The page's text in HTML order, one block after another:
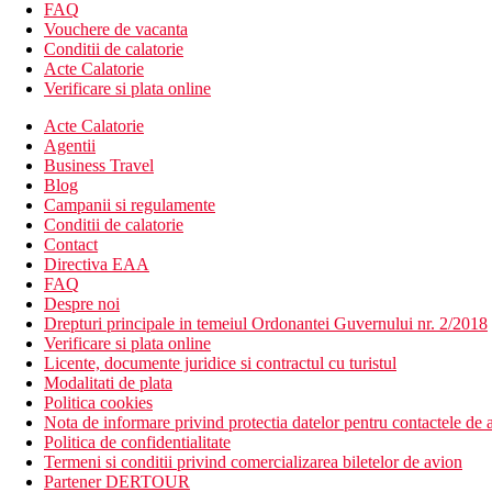
Bungalou, vedere la piscina
Bungalou, vedere la mare
Camera de familie, vedere la mare: camera spatioasa
Bungalou, vedere la gradina: set si facilitati pentru
Maisonette de familie, vedere la mare: spatioasa
Bungalou de familie, vedere la gradina: dormitor spatios
Bungalou de familie, superior, vedere la gradina: dormitor
Descrierea hotelului
Hotelul dispune de:
restaurant principal
restaurant a la carte (bucatarie greceasca, gratar)
bar pe plaja
snack bar
lobby bar
piscina
piscina pentru copii
mini club
Wifi in toata zona hotelului
sala de conferinte
FAQ
Vouchere de vacanta
Conditii de calatorie
Acte Calatorie
Verificare si plata online
Acte Calatorie
Agentii
Business Travel
Blog
Campanii si regulamente
Conditii de calatorie
Contact
Directiva EAA
FAQ
Despre noi
Drepturi principale in temeiul Ordonantei Guvernului nr. 2/2018
Verificare si plata online
Licente, documente juridice si contractul cu turistul
Modalitati de plata
Politica cookies
Nota de informare privind protectia datelor pentru contactele de
Politica de confidentialitate
Termeni si conditii privind comercializarea biletelor de avion
Partener DERTOUR